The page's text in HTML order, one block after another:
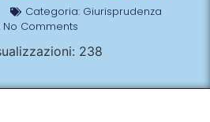
Categoria: Giurisprudenza
No Comments
238